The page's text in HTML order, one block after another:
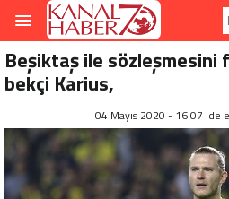
Beşiktaş ile sözleşmesini
bekçi Karius,
04 Mayıs 2020 - 16:07 'de